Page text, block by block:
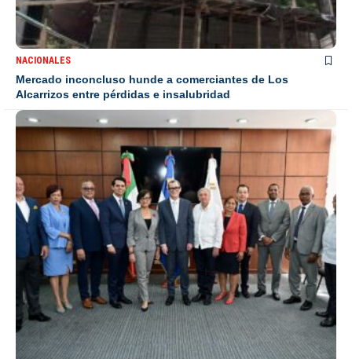
NACIONALES
Mercado inconcluso hunde a comerciantes de Los
Alcarrizos entre pérdidas e insalubridad